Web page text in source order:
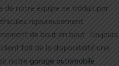
de notre équipe se traduit par
rigoureusement
de bout en bout. Toujours
fait de la disponibilité une
notre garage automobile